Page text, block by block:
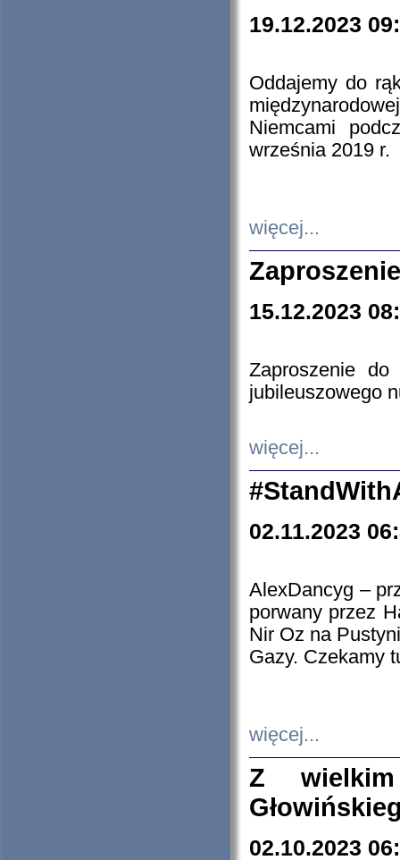
19.12.2023
Oddajemy do
Niemcami
września 2019 r.
więcej...
15.12.2023
Zaproszenie do
jubileuszowego
więcej...
02.11.2023
AlexDancyg –
porwany przez
Nir Oz na
Gazy. Czekamy
więcej...
Z
02.10.2023